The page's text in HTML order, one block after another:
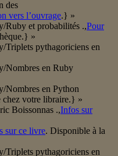
des
vers l’ouvrage.} »
Ruby et probabilités .,Pour
»
Triplets pythagoriciens en
Nombres en Ruby
Nombres en Python
chez votre libraire.} »
Boissonnas .,Infos sur
sur ce livre. Disponible à la
Triplets pythagoriciens en